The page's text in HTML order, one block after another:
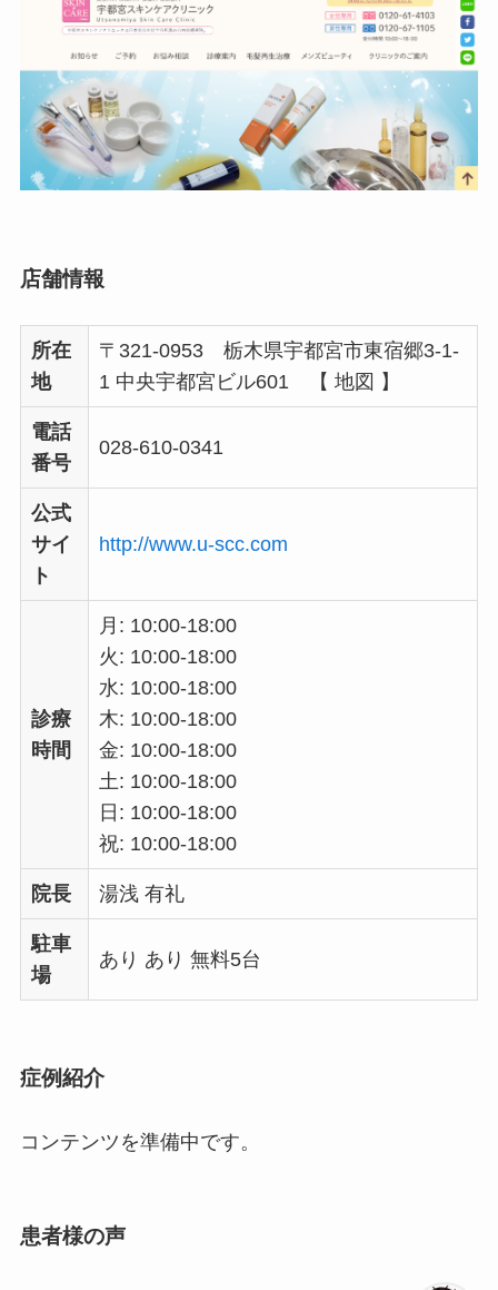
店舗情報
所在
地
〒321-0953 栃木県宇都宮市東宿郷3-1-
1 中央宇都宮ビル601 【 地図 】
電話
番号
028-610-0341
公式
サイ
ト
http://www.u-scc.com
診療
時間
月: 10:00-18:00
火: 10:00-18:00
水: 10:00-18:00
木: 10:00-18:00
金: 10:00-18:00
土: 10:00-18:00
日: 10:00-18:00
祝: 10:00-18:00
院長 湯浅 有礼
駐車
場
あり あり 無料5台
症例紹介
コンテンツを準備中です。
患者様の声